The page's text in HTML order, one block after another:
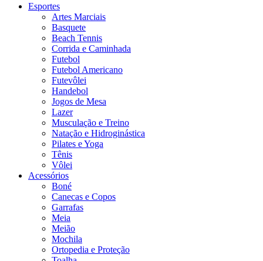
Esportes
Artes Marciais
Basquete
Beach Tennis
Corrida e Caminhada
Futebol
Futebol Americano
Futevôlei
Handebol
Jogos de Mesa
Lazer
Musculação e Treino
Natação e Hidroginástica
Pilates e Yoga
Tênis
Vôlei
Acessórios
Boné
Canecas e Copos
Garrafas
Meia
Meião
Mochila
Ortopedia e Proteção